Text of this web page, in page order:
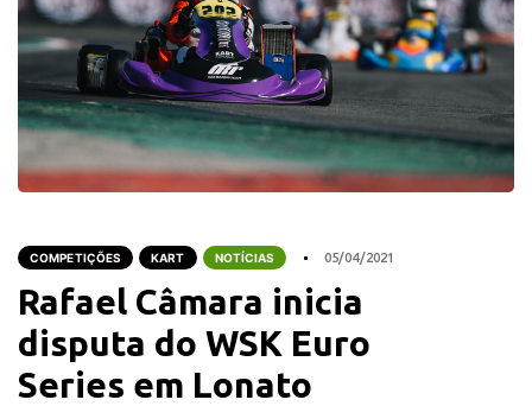
COMPETIÇÕES KART NOTÍCIAS 05/04/2021
Rafael Câmara inicia
disputa do WSK Euro
Series em Lonato